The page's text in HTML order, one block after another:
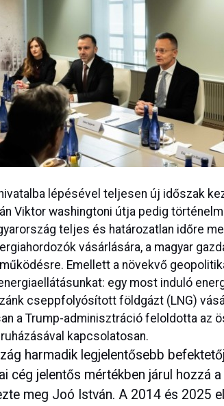
lépésével teljesen új időszak
Viktor washingtoni útja pedig
teljes és határozatlan időre
vásárlására, a magyar
Emellett a növekvő
egy most induló
cseppfolyósított földgázt (LNG)
a Trump-adminisztráció feloldotta az
kapcsolatosan.
harmadik legjelentősebb
cég jelentős mértékben járul hozzá
meg Joó István. A 2014 és 2025